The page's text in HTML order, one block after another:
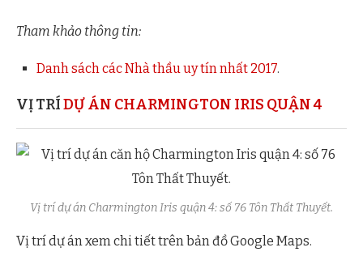
Địa chỉ Email
Tham khảo thông tin:
Danh sách các Nhà thầu uy tín nhất 2017.
VỊ TRÍDỰ ÁN CHARMINGTON IRIS QUẬN 4
Vị trí dự án Charmington Iris quận 4: số 76 Tôn Thất Thuyết.
Vị trí dự án xem chi tiết trên bản đồ Google Maps.